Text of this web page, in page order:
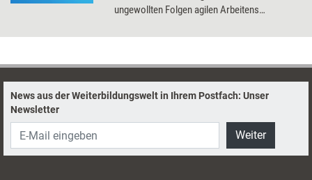
ungewollten Folgen agilen Arbeitens
umgesetzt wird, dass seine Stärken
News aus der Weiterbildungswelt in Ihrem Postfach: Unser
Newsletter
Weiter